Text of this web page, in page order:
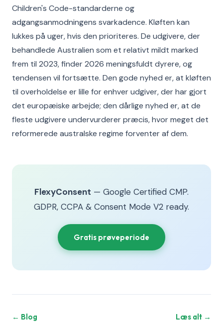
Children's Code-standarderne og
adgangsanmodningens svarkadence. Kløften kan
lukkes på uger, hvis den prioriteres. De udgivere, der
behandlede Australien som et relativt mildt marked
frem til 2023, finder 2026 meningsfuldt dyrere, og
tendensen vil fortsætte. Den gode nyhed er, at kløften
til overholdelse er lille for enhver udgiver, der har gjort
det europæiske arbejde; den dårlige nyhed er, at de
fleste udgivere undervurderer præcis, hvor meget det
reformerede australske regime forventer af dem.
FlexyConsent — Google Certified CMP.
GDPR, CCPA & Consent Mode V2 ready.
Gratis prøveperiode
← Blog Læs alt →